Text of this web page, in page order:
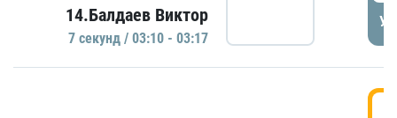
14.Балдаев Виктор
7 секунд / 03:10 - 03:17